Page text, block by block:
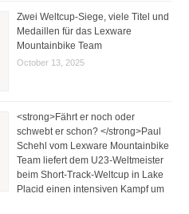
Zwei Weltcup-Siege, viele Titel und
Medaillen für das Lexware
Mountainbike Team
October 13, 2025
<strong>Fährt er noch oder
schwebt er schon? </strong>Paul
Schehl vom Lexware Mountainbike
Team liefert dem U23-Weltmeister
beim Short-Track-Weltcup in Lake
Placid einen intensiven Kampf um